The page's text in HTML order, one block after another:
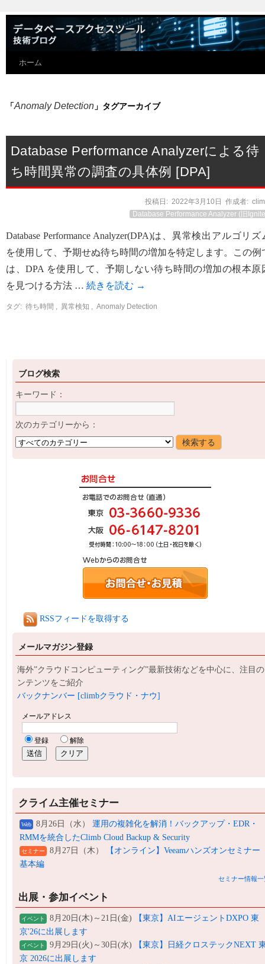
ホーム
「Anomaly Detection 」タグアーカイブ
Database Performance Analyzerによる待
ち時間異常の調査の具体例 [DPA]
投稿日: 2022年3月10日 作成者:
Database Performance Analyzer (旧
Database Performance Analyzer(DPA)は、異常検出アルゴリズ
を使用して、予期せぬ待ち時間の増加を特定します。この例
は、DPA を使用して、予期しない待ち時間の増加の根本原
を見つける方法 … 続きを読む →
タグ: 待ち時間 , 異常検知 , Anomaly Detection
ブログ検索
キーワード：
次のカテゴリーから：
RSSフィードを取得する
メールマガジン登録
海外”クラウドコンピューティング”最新技術などを中心に、注目
ンテンツをご紹介
バックナンバー [climbクラウド・ナウ]
クライム主催セミナー
Web 8月26日（水） 運用の複雑化を解消！バックアップ・EDR・
RMMを統合したClimb Cloud Backup & Security
セミナー 8月27日（木）
【オンライン】Veeamハンズオンセミナー
基本編
セミナー情報一
出展・参加イベント
イベント 8月20日(木)～21日(金)
【東京】AIエージェントDXPO 東
京'26に出展します
イベント 9月29日(火)～30日(水)
【東京】日経クロステックNEXT
京 2026に出展します